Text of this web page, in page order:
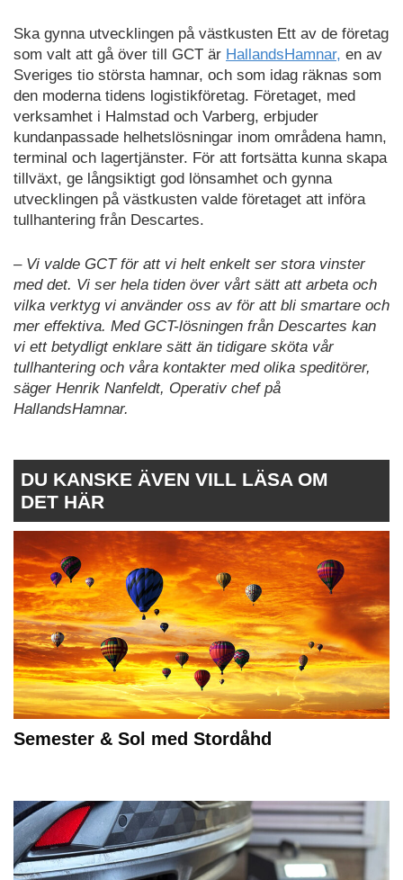
Ska gynna utvecklingen på västkusten Ett av de företag
som valt att gå över till GCT är HallandsHamnar, en av
Sveriges tio största hamnar, och som idag räknas som
den moderna tidens logistikföretag. Företaget, med
verksamhet i Halmstad och Varberg, erbjuder
kundanpassade helhetslösningar inom områdena hamn,
terminal och lagertjänster. För att fortsätta kunna skapa
tillväxt, ge långsiktigt god lönsamhet och gynna
utvecklingen på västkusten valde företaget att införa
tullhantering från Descartes.
– Vi valde GCT för att vi helt enkelt ser stora vinster
med det. Vi ser hela tiden över vårt sätt att arbeta och
vilka verktyg vi använder oss av för att bli smartare och
mer effektiva. Med GCT-lösningen från Descartes kan
vi ett betydligt enklare sätt än tidigare sköta vår
tullhantering och våra kontakter med olika speditörer,
säger Henrik Nanfeldt, Operativ chef på
HallandsHamnar.
DU KANSKE ÄVEN VILL LÄSA OM
DET HÄR
Semester & Sol med Stordåhd